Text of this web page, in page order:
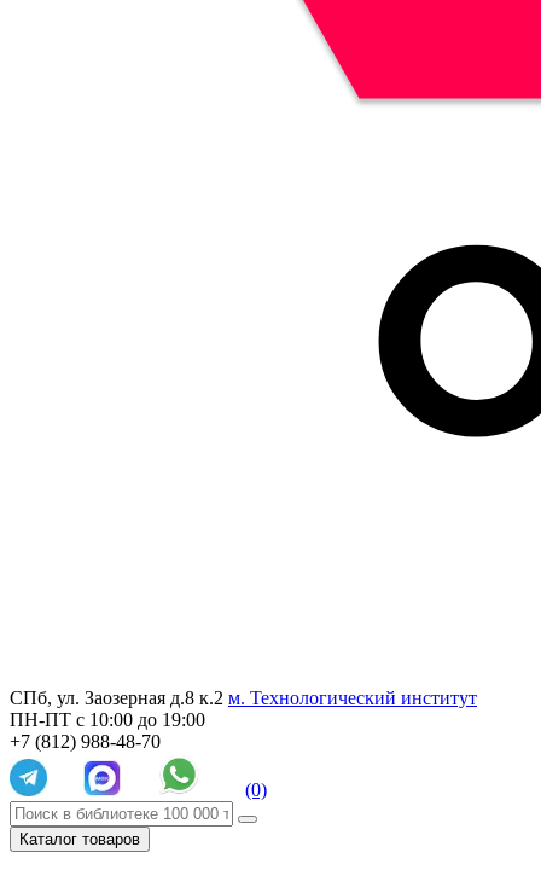
СПб, ул. Заозерная д.8 к.2 м. Технологический институт
ПН-ПТ с 10:00 до 19:00
+7 (812) 988-48-70
(0)
Каталог товаров